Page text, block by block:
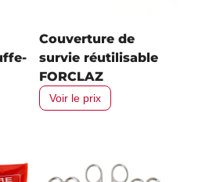
Couverture de
survie réutilisable
FORCLAZ
Voir le prix